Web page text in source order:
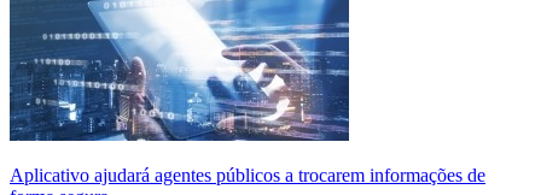
Aplicativo ajudará agentes públicos a trocarem informações de